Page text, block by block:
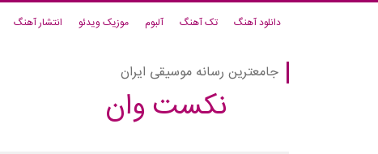
دانلود آهنگ تک آهنگ آلبوم موزیک ویدئو انتشار آهنگ
جامعترین رسانه موسیقی ایران
نکست وان